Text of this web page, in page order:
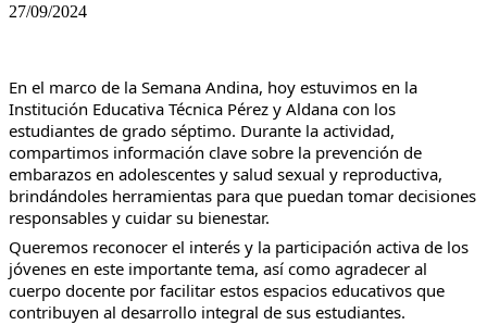
27/09/2024
En el marco de la Semana Andina, hoy estuvimos en la
Institución Educativa Técnica Pérez y Aldana con los
estudiantes de grado séptimo. Durante la actividad,
compartimos información clave sobre la prevención de
embarazos en adolescentes y salud sexual y reproductiva,
brindándoles herramientas para que puedan tomar decisiones
responsables y cuidar su bienestar.
Queremos reconocer el interés y la participación activa de los
jóvenes en este importante tema, así como agradecer al
cuerpo docente por facilitar estos espacios educativos que
contribuyen al desarrollo integral de sus estudiantes.